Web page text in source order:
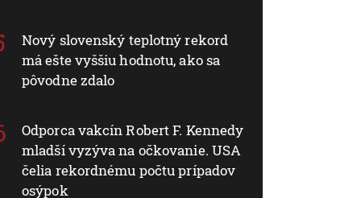
Nový slovenský teplotný rekord
má ešte vyššiu hodnotu, ako sa
pôvodne zdalo
Odporca vakcín Robert F. Kennedy
mladší vyzýva na očkovanie. USA
čelia rekordnému počtu prípadov
osýpok